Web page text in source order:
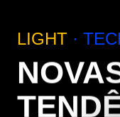
LIGHT ·